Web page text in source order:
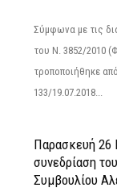
Σύμφωνα με τις
του Ν. 3852/2010
τροποποιήθηκε
133/19.07.2018...
Παρασκευή 26
συνεδρίαση
Συμβουλίου